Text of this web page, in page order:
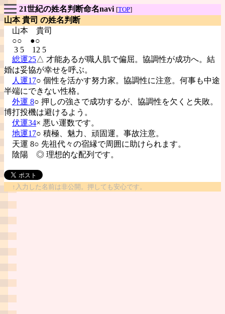
21世紀の姓名判断命名navi [TOP]
山本 貴司 の姓名判断
山本 貴司
○○ ●○
3 5 12 5
総運25△ 才能あるが職人肌で偏屈。協調性が成功へ。結
婚は妥協が幸せを呼ぶ。
人運17○ 個性を活かす努力家。協調性に注意。何事も中途
半端にできない性格。
外運 8○ 押しの強さで成功するが、協調性を欠くと失敗。
博打投機は避けるよう。
伏運34× 悪い運数です。
地運17○ 積極、魅力、頑固運。事故注意。
天運 8○ 先祖代々の宿縁で周囲に助けられます。
陰陽 ◎ 理想的な配列です。
↑入力した名前は非公開。押しても安心です。